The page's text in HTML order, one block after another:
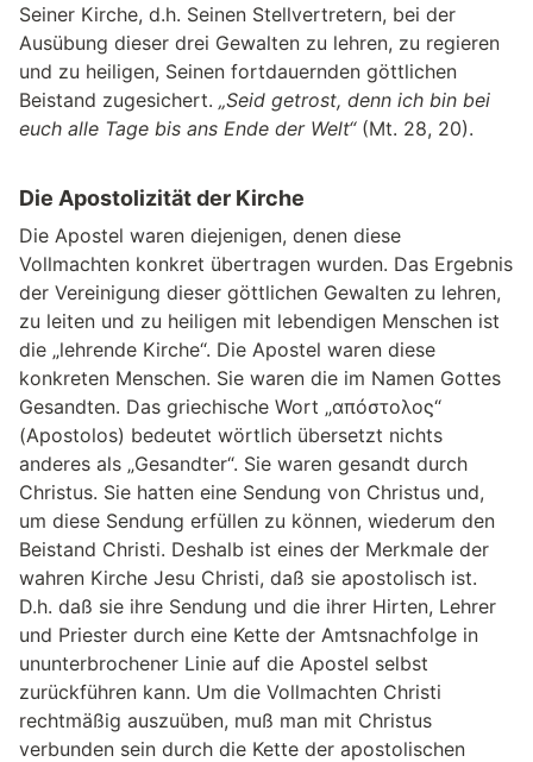
Seiner Kirche, d.h. Seinen Stellvertretern, bei der
Ausübung dieser drei Gewalten zu lehren, zu regieren
und zu heiligen, Seinen fortdauernden göttlichen
Beistand zugesichert. „Seid getrost, denn ich bin bei
euch alle Tage bis ans Ende der Welt“(Mt. 28, 20).
Die Apostolizität der Kirche
Die Apostel waren diejenigen, denen diese
Vollmachten konkret übertragen wurden. Das Ergebnis
der Vereinigung dieser göttlichen Gewalten zu lehren,
zu leiten und zu heiligen mit lebendigen Menschen ist
die „lehrende Kirche“. Die Apostel waren diese
konkreten Menschen. Sie waren die im Namen Gottes
Gesandten. Das griechische Wort „απóστολοϛ“
(Apostolos) bedeutet wörtlich übersetzt nichts
anderes als „Gesandter“. Sie waren gesandt durch
Christus. Sie hatten eine Sendung von Christus und,
um diese Sendung erfüllen zu können, wiederum den
Beistand Christi. Deshalb ist eines der Merkmale der
wahren Kirche Jesu Christi, daß sie apostolisch ist.
D.h. daß sie ihre Sendung und die ihrer Hirten, Lehrer
und Priester durch eine Kette der Amtsnachfolge in
ununterbrochener Linie auf die Apostel selbst
zurückführen kann. Um die Vollmachten Christi
rechtmäßig auszuüben, muß man mit Christus
verbunden sein durch die Kette der apostolischen